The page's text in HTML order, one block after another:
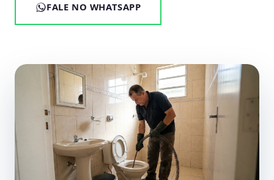
FALE NO WHATSAPP